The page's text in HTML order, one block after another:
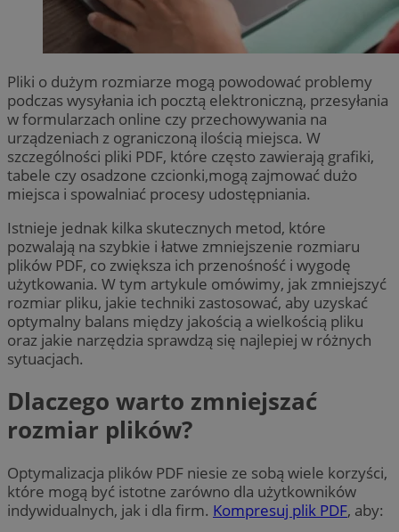
Pliki o dużym rozmiarze mogą powodować problemy
podczas wysyłania ich pocztą elektroniczną, przesyłania
w formularzach online czy przechowywania na
urządzeniach z ograniczoną ilością miejsca. W
szczególności pliki PDF, które często zawierają grafiki,
tabele czy osadzone czcionki,mogą zajmować dużo
miejsca i spowalniać procesy udostępniania.
Istnieje jednak kilka skutecznych metod, które
pozwalają na szybkie i łatwe zmniejszenie rozmiaru
plików PDF, co zwiększa ich przenośność i wygodę
użytkowania. W tym artykule omówimy, jak zmniejszyć
rozmiar pliku, jakie techniki zastosować, aby uzyskać
optymalny balans między jakością a wielkością pliku
oraz jakie narzędzia sprawdzą się najlepiej w różnych
sytuacjach.
Dlaczego warto zmniejszać
rozmiar plików?
Optymalizacja plików PDF niesie ze sobą wiele korzyści,
które mogą być istotne zarówno dla użytkowników
indywidualnych, jak i dla firm. Kompresuj plik PDF, aby: